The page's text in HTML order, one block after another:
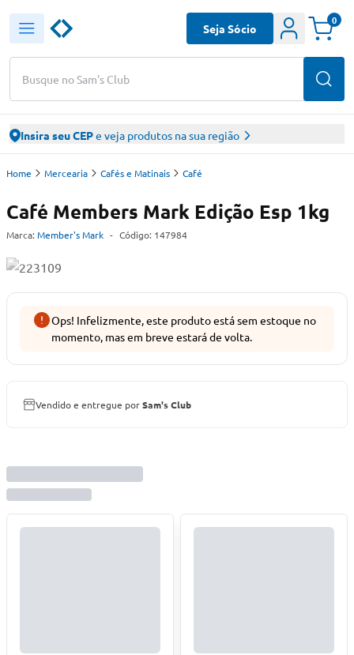
Busque no Sam's Club
Seja Sócio
0
Insira seu CEPe veja produtos na sua região
Home Mercearia Cafés e Matinais Café
Café Members Mark Edição Esp 1kg
Marca: Member's Mark - Código: 147984
Ops! Infelizmente, este produto está sem estoque no
momento, mas em breve estará de volta.
Vendido e entregue porSam's Club